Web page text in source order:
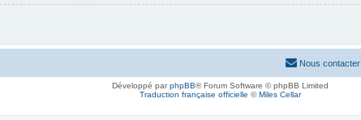
Nous contacter
Développé parphpBB® Forum Software © phpBB Limited
Traduction française officielle ©Miles Cellar